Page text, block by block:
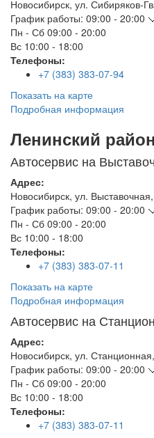
Новосибирск, ул. Сибиряков-
График работы: 09:00 - 20:00
Пн - Сб 09:00 - 20:00
Вс 10:00 - 18:00
Телефоны:
+7 (383) 383-07-94
Показать на карте
Подробная информация
Ленинский район
Автосервис на
Адрес:
Новосибирск, ул.
График работы: 09:00 - 20:00
Пн - Сб 09:00 - 20:00
Вс 10:00 - 18:00
Телефоны:
+7 (383) 383-07-11
Показать на карте
Подробная информация
Автосервис на
Адрес:
Новосибирск, ул.
График работы: 09:00 - 20:00
Пн - Сб 09:00 - 20:00
Вс 10:00 - 18:00
Телефоны:
+7 (383) 383-07-11